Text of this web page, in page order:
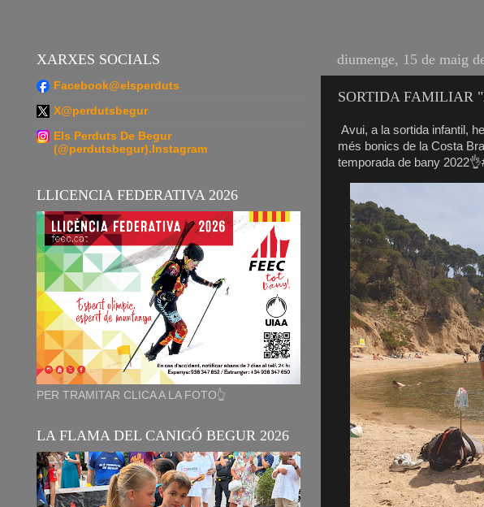
diumenge, 15 de maig
SORTIDA FAMILIAR
Avui, a la sortida infantil,
més bonics de la Costa
temporada de bany
XARXES SOCIALS
Facebook@elsperduts
X@perdutsbegur
Els Perduts De Begur
(@perdutsbegur).Instagram
LLICENCIA FEDERATIVA 2026
PER TRAMITAR CLICA A LA FOTO👆
LA FLAMA DEL CANIGÓ BEGUR 2026